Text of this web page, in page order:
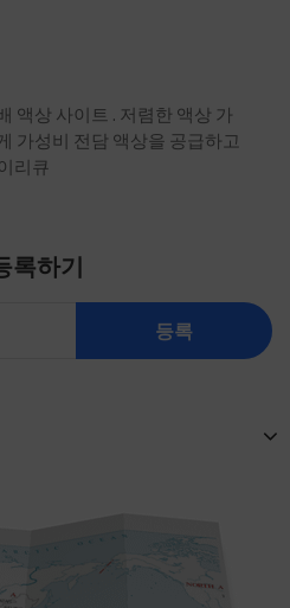
액상 사이트 . 저렴한 액상 가
가성비 전담 액상을 공급하고
리큐
록하기
등록